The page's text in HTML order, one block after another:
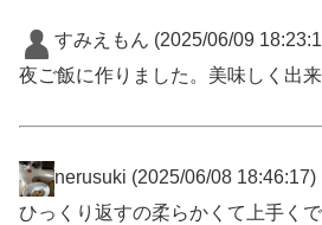
すみえもん (2025/06/09
夜ご飯に作りました。美味しく出来
nerusuki (2025/06/08 18:46:17)
ひっくり返すの柔らかくて上手く